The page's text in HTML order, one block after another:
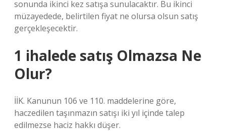
sonunda ikinci kez satışa sunulacaktır. Bu ikinci
müzayedede, belirtilen fiyat ne olursa olsun satış
gerçekleşecektir.
1 ihalede satış Olmazsa Ne
Olur?
İİK. Kanunun 106 ve 110. maddelerine göre,
haczedilen taşınmazın satışı iki yıl içinde talep
edilmezse haciz hakkı düşer.